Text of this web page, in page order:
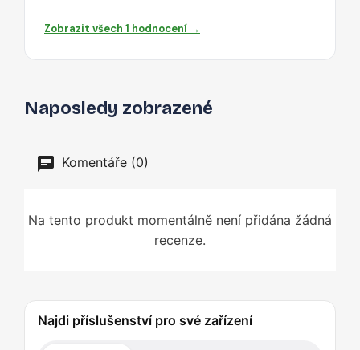
Zobrazit všech 1 hodnocení →
Naposledy zobrazené
Komentáře (0)
Na tento produkt momentálně není přidána žádná
recenze.
Najdi příslušenství pro své zařízení